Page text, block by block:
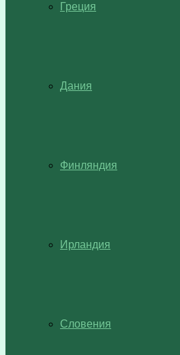
Греция
Дания
Финляндия
Ирландия
Словения